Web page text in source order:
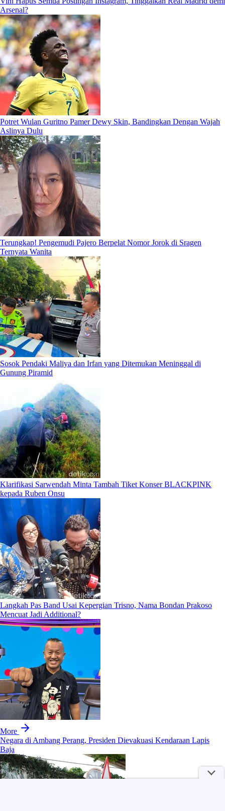
Arsenal?
Potret Wulan Guritno Pamer Dewy Skin, Bandingkan Dengan Wajah
Aslinya Dulu
Terungkap! Pengemudi Pajero Berpelat Nomor Jorok di Sragen
Ternyata Wanita
Sosok Pendaki Maliya dan Irfan yang Ditemukan Meninggal di
Gunung Piramid
Klarifikasi Sarwendah Minta Tambah Tiket Konser BLACKPINK
kepada Ruben Onsu
Langkah Pas Band Usai Kepergian Trisno, Nama Bondan Prakoso
Mencuat Jadi Additional?
More
Negara di Ambang Perang, Presiden Dievakuasi Kendaraan Lapis
Baja